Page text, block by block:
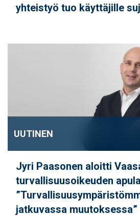
yhteistyö tuo käyttäjille
UUTINEN
Jyri Paasonen aloitti
turvallisuusoikeuden
jatkuvassa muutoksessa”